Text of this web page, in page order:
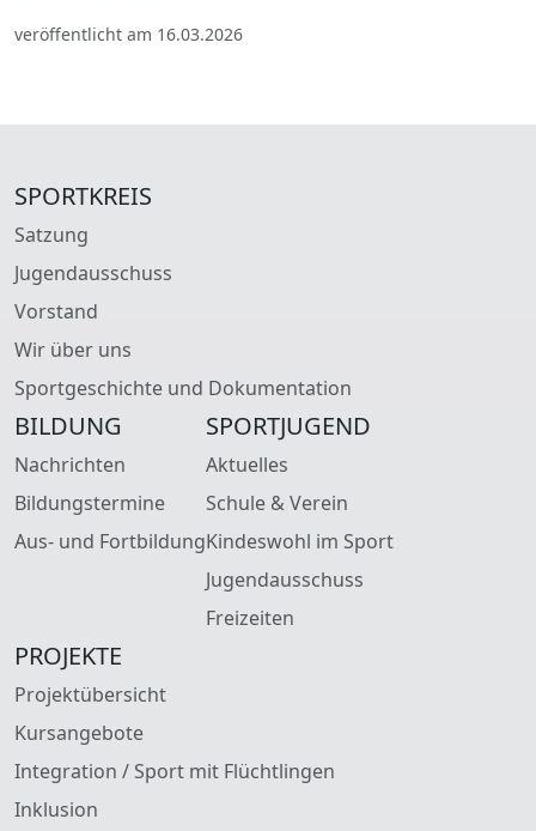
veröffentlicht am 16.03.2026
SPORTKREIS
Satzung
Jugendausschuss
Vorstand
Wir über uns
Sportgeschichte und Dokumentation
BILDUNG
Nachrichten
Bildungstermine
Aus- und Fortbildung
SPORTJUGEND
Aktuelles
Schule & Verein
Kindeswohl im Sport
Jugendausschuss
Freizeiten
PROJEKTE
Projektübersicht
Kursangebote
Integration / Sport mit Flüchtlingen
Inklusion